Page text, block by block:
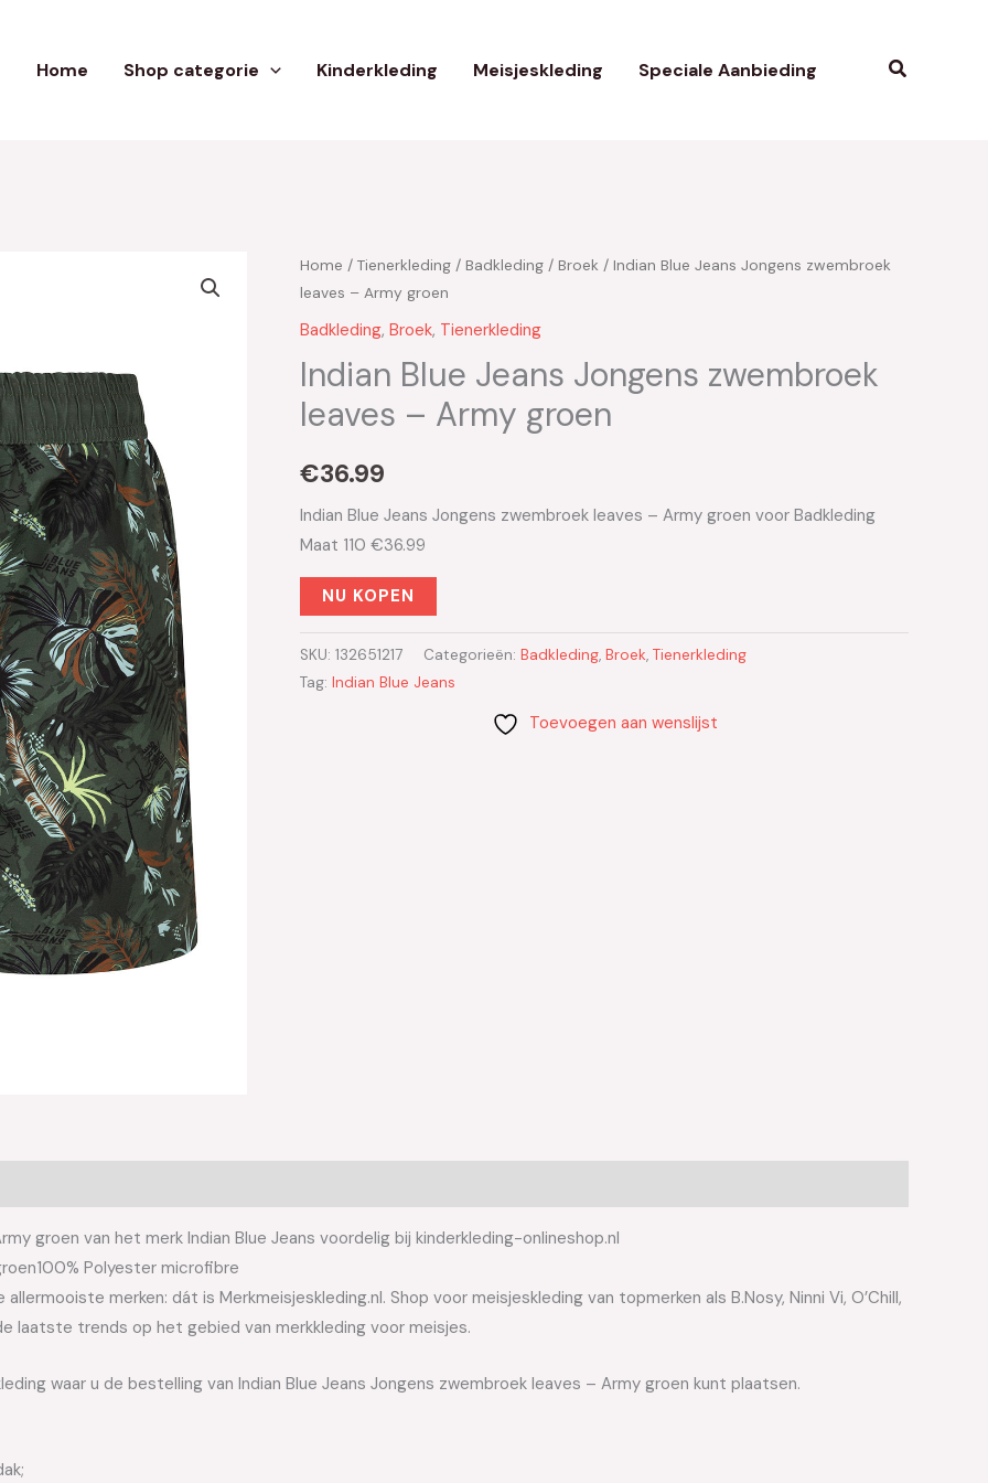
Home Shop categorie Kinderkleding Meisjeskleding Speciale Aanbieding Zoeken
Home / Tienerkleding / Badkleding / Broek / Indian Blue Jeans Jongens zwembroek
leaves – Army groen
Badkleding, Broek, Tienerkleding
Indian Blue Jeans Jongens zwembroek
leaves – Army groen
€36.99
Indian Blue Jeans Jongens zwembroek leaves – Army groen voor Badkleding
Maat 110 €36.99
NU KOPEN
SKU: 132651217 Categorieën: Badkleding, Broek, Tienerkleding
Tag: Indian Blue Jeans
Toevoegen aan wenslijst
groen van het merk Indian Blue Jeans voordelig bij kinderkleding-onlineshop.nl
Polyester microfibre
merken: dát is Merkmeisjeskleding.nl. Shop voor meisjeskleding van topmerken als B.Nosy, Ninni Vi, O’Chill,
laatste trends op het gebied van merkkleding voor meisjes.
waar u de bestelling van Indian Blue Jeans Jongens zwembroek leaves – Army groen kunt plaatsen.